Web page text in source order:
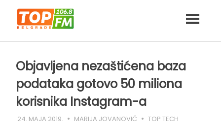
content
Objavljena nezaštićena baza
podataka gotovo 50 miliona
korisnika Instagram-a
24. MAJA 2019. MARIJA JOVANOVIĆ TOP TECH